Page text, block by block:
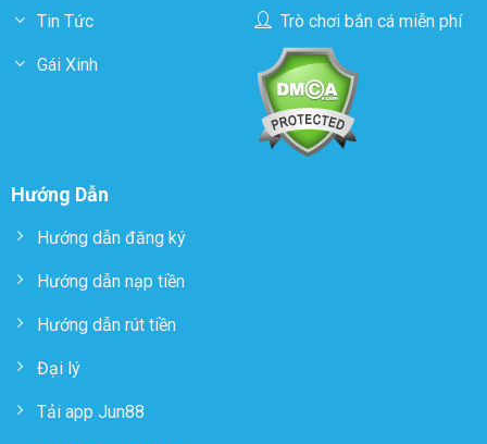
Tin Tức
Gái Xinh
Trò chơi bắn cá miễn phí
Hướng Dẫn
Hướng dẫn đăng ký
Hướng dẫn nạp tiền
Hướng dẫn rút tiền
Đại lý
Tải app Jun88